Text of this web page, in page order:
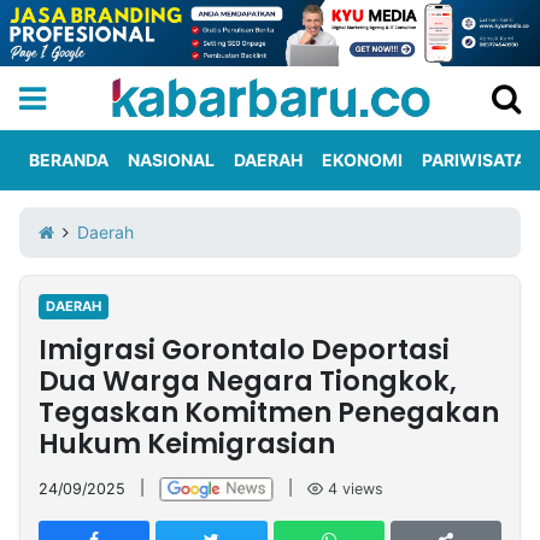
Iklan
Berita
Kami
Nasional
International
Olahraga
Entertainment
Daerah
Pariwisata
Kuliner
Kolom
Network
PT
TREETAN
BERANDA NASIONAL DAERAH EKONOMI PARIWISATA
Daerah
DAERAH
Imigrasi Gorontalo Deportasi
Dua Warga Negara Tiongkok,
Tegaskan Komitmen Penegakan
Hukum Keimigrasian
24/09/2025 4 views